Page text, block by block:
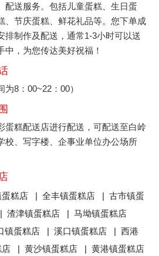
配送服务。包括儿童蛋糕、生日蛋
、节庆蛋糕、鲜花礼品等。您下单成
排制作及配送，通常1-3小时可以送
，为您传达美好祝福！
8：00~22：00）
蛋糕配送店进行配送，可配送至白岭
校、写字楼、企事业单位办公场所
蛋糕店 |全丰镇蛋糕店 |古市镇蛋
|渣津镇蛋糕店 |马坳镇蛋糕店
镇蛋糕店 |溪口镇蛋糕店 |西港
店 |黄沙镇蛋糕店 |黄港镇蛋糕店